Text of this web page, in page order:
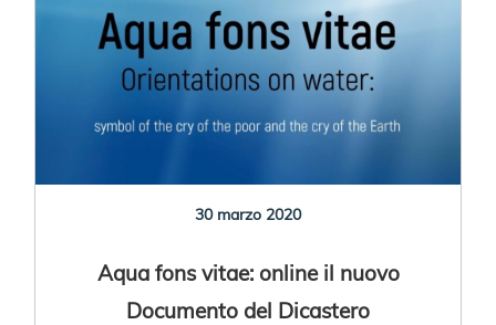
30 marzo 2020
Aqua fons vitae: online il nuovo
Documento del Dicastero